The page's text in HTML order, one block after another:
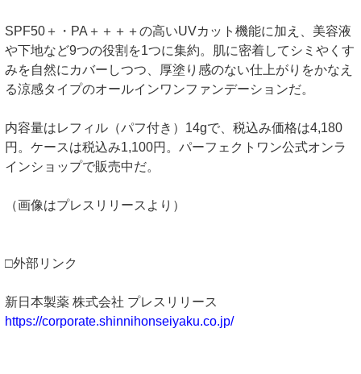
SPF50＋・PA＋＋＋＋の高いUVカット機能に加え、美容液
や下地など9つの役割を1つに集約。肌に密着してシミやくす
みを自然にカバーしつつ、厚塗り感のない仕上がりをかなえ
る涼感タイプのオールインワンファンデーションだ。
内容量はレフィル（パフ付き）14gで、税込み価格は4,180
円。ケースは税込み1,100円。パーフェクトワン公式オンラ
インショップで販売中だ。
（画像はプレスリリースより）
□外部リンク
新日本製薬 株式会社 プレスリリース
https://corporate.shinnihonseiyaku.co.jp/